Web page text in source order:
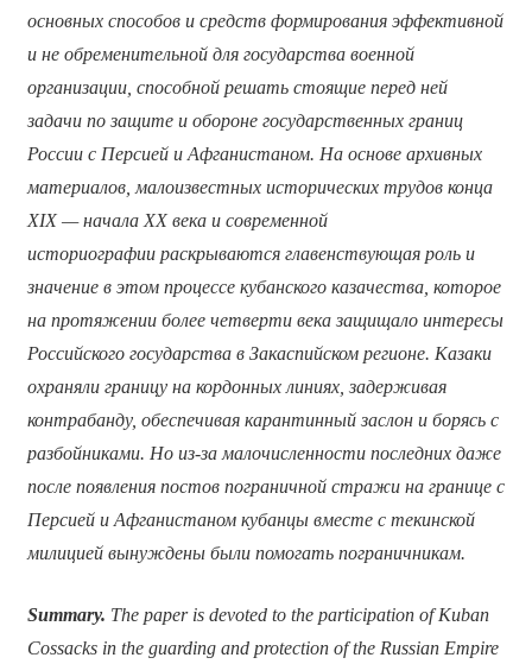
основных способов и средств формирования эффективной
и не обременительной для государства военной
организации, способной решать стоящие перед ней
задачи по защите и обороне государственных границ
России с Персией и Афганистаном. На основе архивных
материалов, малоизвестных исторических трудов конца
XIX — начала XX века и современной
историографии раскрываются главенствующая роль и
значение в этом процессе кубанского казачества, которое
на протяжении более четверти века защищало интересы
Российского государства в Закаспийском регионе. Казаки
охраняли границу на кордонных линиях, задерживая
контрабанду, обеспечивая карантинный заслон и борясь с
разбойниками. Но из-за малочисленности последних даже
после появления постов пограничной стражи на границе с
Персией и Афганистаном кубанцы вместе с текинской
милицией вынуждены были помогать пограничникам.
Summary. The paper is devoted to the participation of Kuban
Cossacks in the guarding and protection of the Russian Empire